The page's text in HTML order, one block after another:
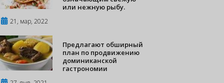
или нежную рыбу.
21, мар, 2022
Предлагают обширный
план по продвижению
доминиканской
гастрономии